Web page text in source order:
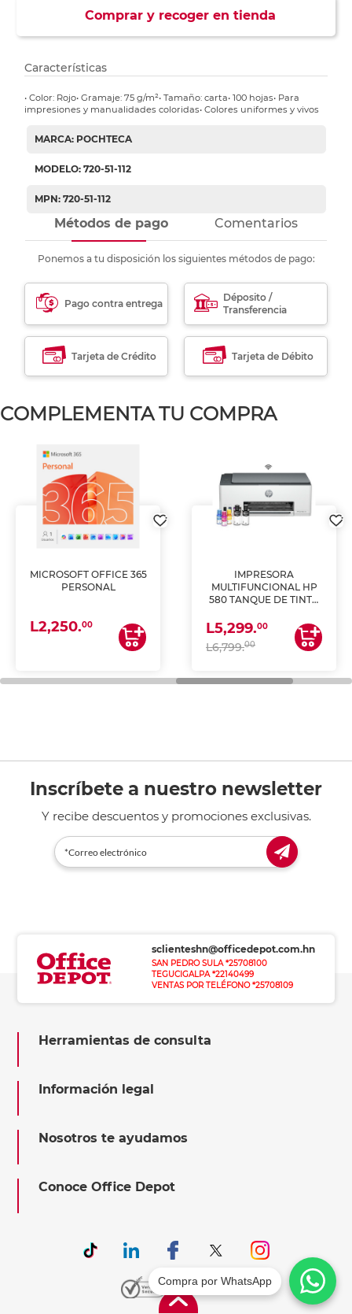
Comprar y recoger en tienda
Características
• Color: Rojo• Gramaje: 75 g/m²• Tamaño: carta• 100 hojas• Para
impresiones y manualidades coloridas• Colores uniformes y vivos
MARCA: POCHTECA
MODELO: 720-51-112
MPN: 720-51-112
Métodos de pago Comentarios
Ponemos a tu disposición los siguientes métodos de pago:
Pago contra entrega
Déposito /
Transferencia
Tarjeta de Crédito Tarjeta de Débito
COMPLEMENTA TU COMPRA
MICROSOFT OFFICE 365
PERSONAL
L2,250.00
IMPRESORA
MULTIFUNCIONAL HP
580 TANQUE DE TINTA
ESCANEA)
L5,299.00
L6,799.00
Inscríbete a nuestro newsletter
Y recibe descuentos y promociones exclusivas.
sclienteshn@officedepot.com.hn
SAN PEDRO SULA *25708100
TEGUCIGALPA *22140499
VENTAS POR TELÉFONO *25708109
Herramientas de consulta
Información legal
Nosotros te ayudamos
Conoce Office Depot
Compra por WhatsApp